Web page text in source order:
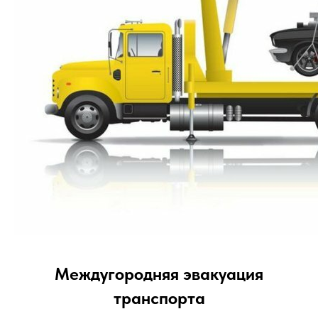
Междугородняя эвакуация
транспорта